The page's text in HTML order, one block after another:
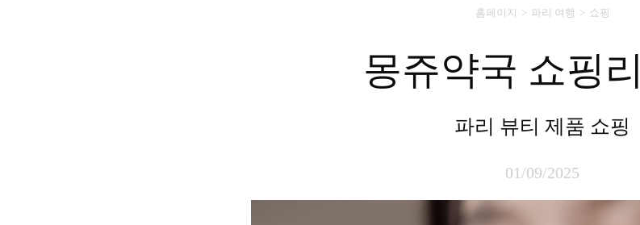
홈페이지 파리 여행 쇼핑
몽쥬약국 쇼핑
파리 뷰티 제품 쇼핑
01/09/2025